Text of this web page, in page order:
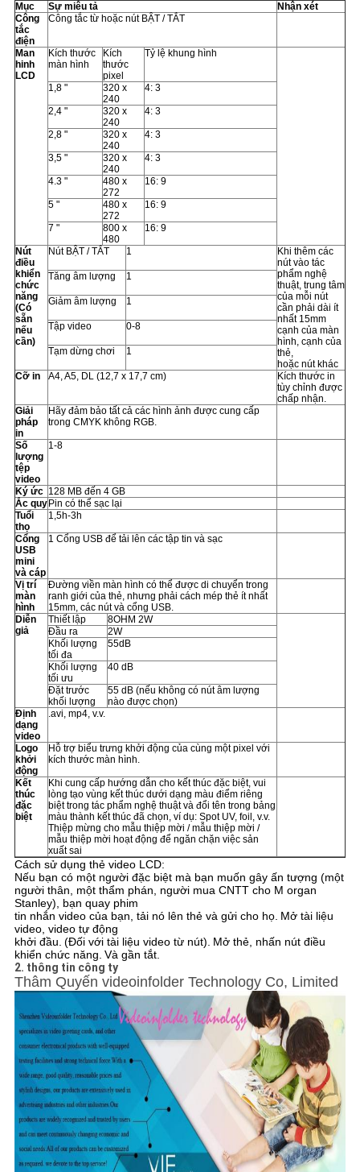
Mục Sự miêu tả
Nhận xét
Công
tắc
điện
Công tắc từ hoặc nút BẬT / TẮT
Man
hinh
LCD
Kích thước
màn hình
Kích
thước
pixel
Tỷ lệ khung hình
1,8 "
320 x
240
4: 3
2,4 "
320 x
240
4: 3
2,8 "
320 x
240
4: 3
3,5 "
320 x
240
4: 3
4.3 "
480 x
272
16: 9
5 "
480 x
272
16: 9
7 "
800 x
480
16: 9
Nút
điều
khiển
chức
năng
(Có
sẵn
nếu
cần)
Nút BẬT / TẮT 1
Khi thêm các
nút vào tác
phẩm nghệ
thuật, trung tâm
của mỗi nút
cần phải dài ít
nhất 15mm
cạnh của màn
hình, cạnh của
thẻ,
hoặc nút khác
Tăng âm lượng 1
Giảm âm lượng 1
Tập video 0-8
Tạm dừng chơi 1
Cỡ in A4, A5, DL (12,7 x 17,7 cm)
Kích thước in
tùy chỉnh được
chấp nhận.
Giải
pháp
in
Hãy đảm bảo tất cả các hình ảnh được cung cấp
trong CMYK không RGB.
Số
lượng
tệp
video
1-8
Ký ức 128 MB đến 4 GB
Ắc quy Pin có thể sạc lại
Tuổi
thọ
1,5h-3h
Cổng
USB
mini
và cáp
1 Cổng USB để tải lên các tập tin và sạc
Vị trí
màn
hình
Đường viền màn hình có thể được di chuyển trong
ranh giới của thẻ, nhưng phải cách mép thẻ ít nhất
15mm, các nút và cổng USB.
Diễn
giả
Thiết lập
8OHM 2W
Đầu ra
2W
Khối lượng
tối đa
55dB
Khối lượng
tối ưu
40 dB
Đặt trước
khối lượng
55 dB (nếu không có nút âm lượng
nào được chọn)
Định
dạng
video
.avi, mp4, v.v.
Logo
khởi
động
Hỗ trợ biểu trưng khởi động của cùng một pixel với
kích thước màn hình.
Kết
thúc
đặc
biệt
Khi cung cấp hướng dẫn cho kết thúc đặc biệt, vui
lòng tạo vùng kết thúc dưới dạng màu điểm riêng
biệt trong tác phẩm nghệ thuật và đổi tên trong bảng
màu thành kết thúc đã chọn, ví dụ: Spot UV, foil, v.v.
Thiệp mừng cho mẫu thiệp mời / mẫu thiệp mời /
mẫu thiệp mời hoạt động để ngăn chặn việc sản
xuất sai
Cách sử dụng thẻ video LCD:
Nếu bạn có một người đặc biệt mà bạn muốn gây ấn tượng (một
người thân, một thẩm phán, người mua CNTT cho M organ
Stanley), bạn quay phim
tin nhắn video của bạn, tải nó lên thẻ và gửi cho họ. Mở tài liệu
video, video tự động
khởi đầu. (Đối với tài liệu video từ nút). Mở thẻ, nhấn nút điều
khiển chức năng. Và gần tắt.
2. thông tin công ty
Thâm Quyến videoinfolder Technology Co, Limited